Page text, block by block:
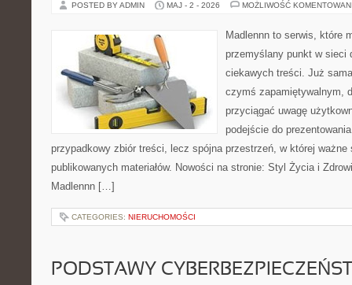
POSTED BY ADMIN MAJ - 2 - 2026 MOŻLIWOŚĆ
Madlennn to serwis, które
przemyślany punkt w sieci
ciekawych treści. Już
czymś zapamiętywalnym,
przyciągać uwagę
podejście do
przypadkowy zbiór treści, lecz spójna przestrzeń, w której
publikowanych materiałów. Nowości na stronie: Styl Życia i
Madlennn […]
CATEGORIES: NIERUCHOMOŚCI
PODSTAWY